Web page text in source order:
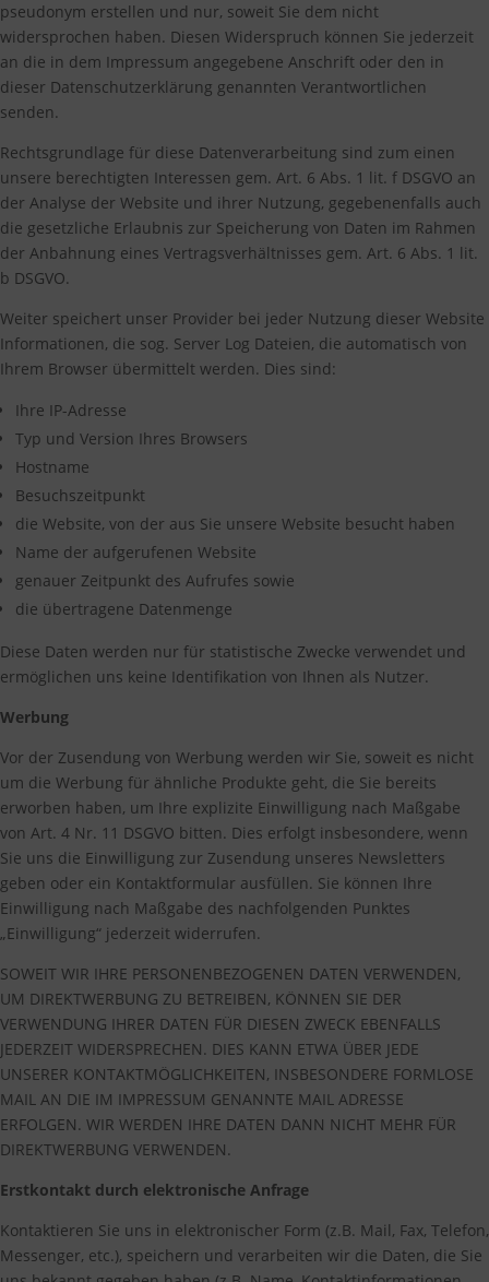
pseudonym erstellen und nur, soweit Sie dem nicht
widersprochen haben. Diesen Widerspruch können Sie jederzeit
an die in dem Impressum angegebene Anschrift oder den in
dieser Datenschutzerklärung genannten Verantwortlichen
senden.
Rechtsgrundlage für diese Datenverarbeitung sind zum einen
unsere berechtigten Interessen gem. Art. 6 Abs. 1 lit. f DSGVO an
der Analyse der Website und ihrer Nutzung, gegebenenfalls auch
die gesetzliche Erlaubnis zur Speicherung von Daten im Rahmen
der Anbahnung eines Vertragsverhältnisses gem. Art. 6 Abs. 1 lit.
b DSGVO.
Weiter speichert unser Provider bei jeder Nutzung dieser Website
Informationen, die sog. Server Log Dateien, die automatisch von
Ihrem Browser übermittelt werden. Dies sind:
Ihre IP-Adresse
Typ und Version Ihres Browsers
Hostname
Besuchszeitpunkt
die Website, von der aus Sie unsere Website besucht haben
Name der aufgerufenen Website
genauer Zeitpunkt des Aufrufes sowie
die übertragene Datenmenge
Diese Daten werden nur für statistische Zwecke verwendet und
ermöglichen uns keine Identifikation von Ihnen als Nutzer.
Werbung
Vor der Zusendung von Werbung werden wir Sie, soweit es nicht
um die Werbung für ähnliche Produkte geht, die Sie bereits
erworben haben, um Ihre explizite Einwilligung nach Maßgabe
von Art. 4 Nr. 11 DSGVO bitten. Dies erfolgt insbesondere, wenn
Sie uns die Einwilligung zur Zusendung unseres Newsletters
geben oder ein Kontaktformular ausfüllen. Sie können Ihre
Einwilligung nach Maßgabe des nachfolgenden Punktes
„Einwilligung“ jederzeit widerrufen.
SOWEIT WIR IHRE PERSONENBEZOGENEN DATEN VERWENDEN,
UM DIREKTWERBUNG ZU BETREIBEN, KÖNNEN SIE DER
VERWENDUNG IHRER DATEN FÜR DIESEN ZWECK EBENFALLS
JEDERZEIT WIDERSPRECHEN. DIES KANN ETWA ÜBER JEDE
UNSERER KONTAKTMÖGLICHKEITEN, INSBESONDERE FORMLOSE
MAIL AN DIE IM IMPRESSUM GENANNTE MAIL ADRESSE
ERFOLGEN. WIR WERDEN IHRE DATEN DANN NICHT MEHR FÜR
DIREKTWERBUNG VERWENDEN.
Erstkontakt durch elektronische Anfrage
Kontaktieren Sie uns in elektronischer Form (z.B. Mail, Fax, Telefon,
Messenger, etc.), speichern und verarbeiten wir die Daten, die Sie